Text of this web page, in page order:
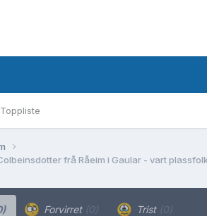
Toppliste
Forvirret (0) Trist (0)